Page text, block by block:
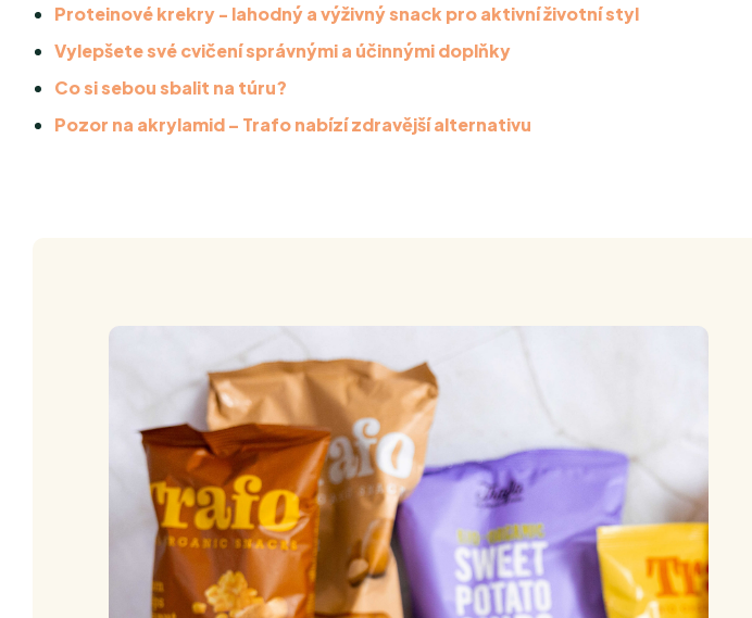
Proteinové krekry - lahodný a výživný snack pro aktivní životní styl
Vylepšete své cvičení správnými a účinnými doplňky
Co si sebou sbalit na túru?
Pozor na akrylamid – Trafo nabízí zdravější alternativu